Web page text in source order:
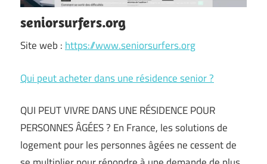
seniorsurfers.org
Site web :https://www.seniorsurfers.org
Qui peut acheter dans une résidence senior ?
QUI PEUT VIVRE DANS UNE RÉSIDENCE POUR
PERSONNES ÂGÉES ? En France, les solutions de
logement pour les personnes âgées ne cessent de